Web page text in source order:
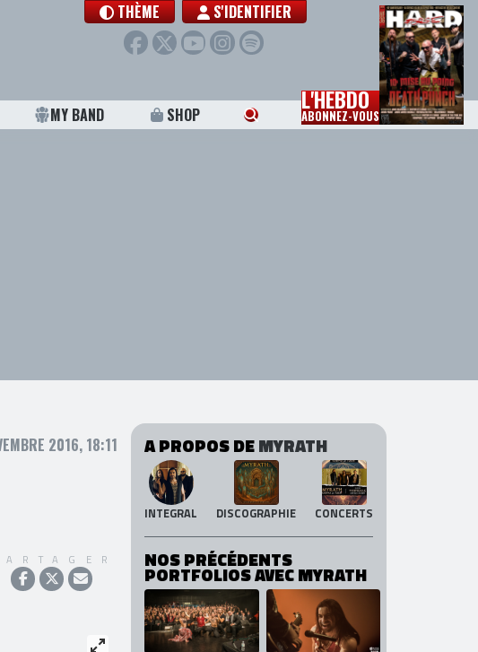
THÈME S'IDENTIFIER
MY BAND SHOP L'HEBDO
ABONNEZ-VOUS
2016, 18:11 A PROPOS DEMYRATH
INTEGRAL DISCOGRAPHIE CONCERTS
NOS PRÉCÉDENTS
PORTFOLIOS AVEC MYRATH